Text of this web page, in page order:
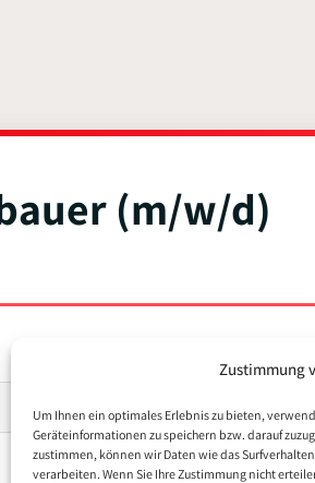
Zustimmung
Um Ihnen ein optimales Erlebnis zu bieten,
Geräteinformationen zu speichern bzw. darauf
zustimmen, können wir Daten wie das
verarbeiten. Wenn Sie Ihre Zustimmung nicht
(m/w/d)